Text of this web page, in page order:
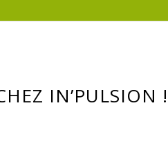
IN’PULSION !